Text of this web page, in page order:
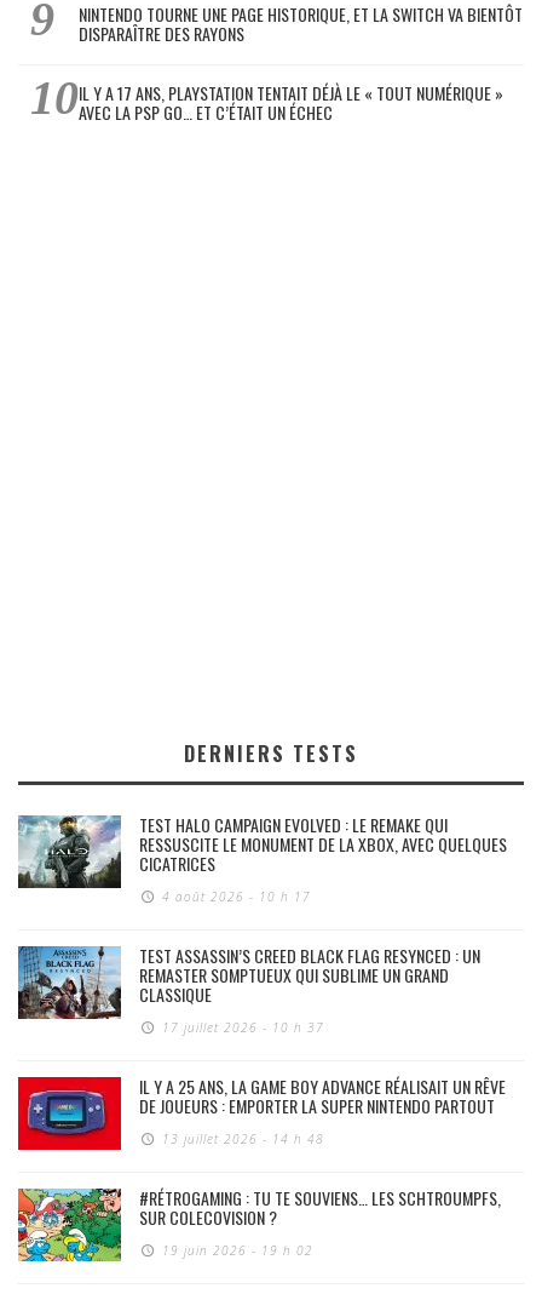
NINTENDO TOURNE UNE PAGE HISTORIQUE, ET LA SWITCH VA BIENTÔT
DISPARAÎTRE DES RAYONS
IL Y A 17 ANS, PLAYSTATION TENTAIT DÉJÀ LE « TOUT NUMÉRIQUE »
AVEC LA PSP GO… ET C’ÉTAIT UN ÉCHEC
DERNIERS TESTS
TEST HALO CAMPAIGN EVOLVED : LE REMAKE QUI
RESSUSCITE LE MONUMENT DE LA XBOX, AVEC QUELQUES
CICATRICES
4 août 2026 - 10 h 17
TEST ASSASSIN’S CREED BLACK FLAG RESYNCED : UN
REMASTER SOMPTUEUX QUI SUBLIME UN GRAND
CLASSIQUE
17 juillet 2026 - 10 h 37
IL Y A 25 ANS, LA GAME BOY ADVANCE RÉALISAIT UN RÊVE
DE JOUEURS : EMPORTER LA SUPER NINTENDO PARTOUT
13 juillet 2026 - 14 h 48
#RÉTROGAMING : TU TE SOUVIENS… LES SCHTROUMPFS,
SUR COLECOVISION ?
19 juin 2026 - 19 h 02